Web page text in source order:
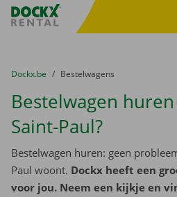
Fratello DEMO
U bevindt zich hier:
van
Dockx.be naar
Bestelwagens
Bestelwagen
Saint-Paul?
Bestelwagen huren: geen
Paul woont. Dockx heeft een
voor jou. Neem een kijkje en